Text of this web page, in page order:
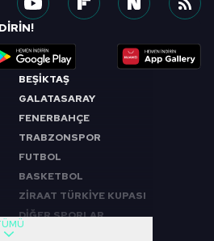
BEŞİKTAŞ
GALATASARAY
FENERBAHÇE
TRABZONSPOR
FUTBOL
BASKETBOL
ZİRAAT TÜRKİYE KUPASI
DİĞER SPORLAR